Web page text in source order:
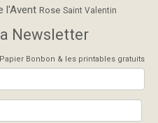
l'Avent Rose Saint Valentin
Newsletter
Bonbon & les printables gratuits